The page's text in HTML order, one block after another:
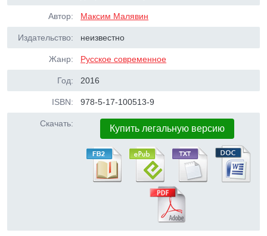
Автор: Максим Малявин
Издательство: неизвестно
Жанр: Русское современное
Год: 2016
ISBN: 978-5-17-100513-9
Скачать: Купить легальную версию